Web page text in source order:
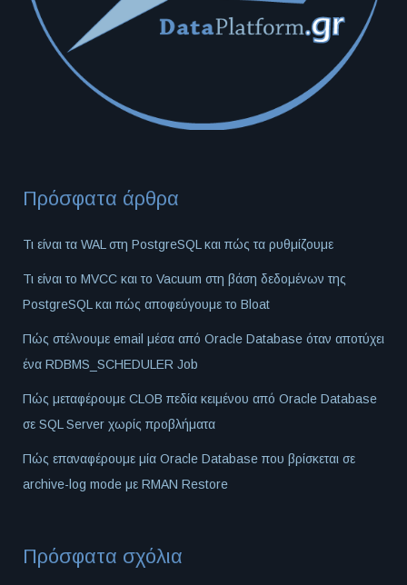
Πρόσφατα άρθρα
Τι είναι τα WAL στη PostgreSQL και πώς τα ρυθμίζουμε
Τι είναι το MVCC και το Vacuum στη βάση δεδομένων της
PostgreSQL και πώς αποφεύγουμε το Bloat
Πώς στέλνουμε email μέσα από Oracle Database όταν αποτύχει
ένα RDBMS_SCHEDULER Job
Πώς μεταφέρουμε CLOB πεδία κειμένου από Oracle Database
σε SQL Server χωρίς προβλήματα
Πώς επαναφέρουμε μία Oracle Database που βρίσκεται σε
archive-log mode με RMAN Restore
Πρόσφατα σχόλια